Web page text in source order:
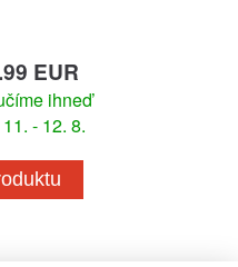
EUR
ihneď
- 12. 8.